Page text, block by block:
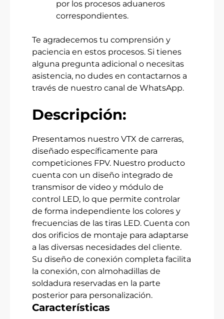
por los procesos aduaneros
correspondientes.
Te agradecemos tu comprensión y
paciencia en estos procesos. Si tienes
alguna pregunta adicional o necesitas
asistencia, no dudes en contactarnos a
través de nuestro canal de WhatsApp.
Descripción:
Presentamos nuestro VTX de carreras,
diseñado específicamente para
competiciones FPV. Nuestro producto
cuenta con un diseño integrado de
transmisor de video y módulo de
control LED, lo que permite controlar
de forma independiente los colores y
frecuencias de las tiras LED. Cuenta con
dos orificios de montaje para adaptarse
a las diversas necesidades del cliente.
Su diseño de conexión completa facilita
la conexión, con almohadillas de
soldadura reservadas en la parte
posterior para personalización.
Características